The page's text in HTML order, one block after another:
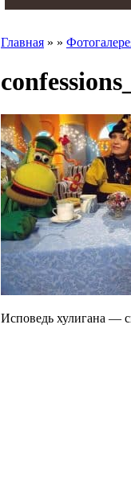
Главная » »
Исповедь хулигана —